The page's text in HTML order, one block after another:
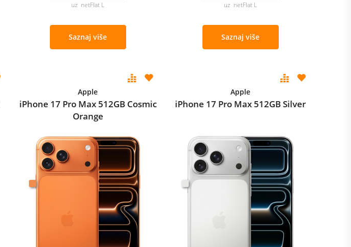
uz netFlat L
Saznaj više
uz netFlat L
Saznaj više
Apple
iPhone 17 Pro Max 512GB Cosmic
Orange
Apple
iPhone 17 Pro Max 512GB Silver